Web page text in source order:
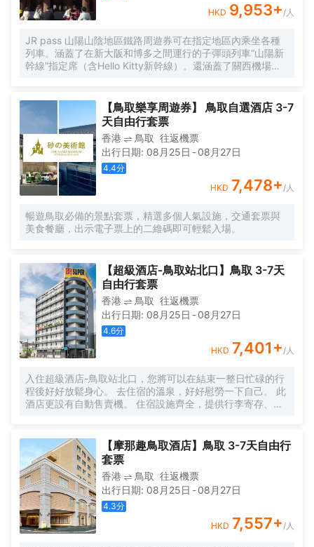
HKD 9,953+/人
JR pass 山陽山陰地區鐵路周遊券可在指定地區內乘坐各種
列車。涵蓋了在新大阪和博多之間運行的子彈頭列車“山陽新
幹線”指定席（含Hello Kitty新幹線）。還涵蓋了關西機場特
，JR西日本宮島渡輪，高速公路巴士除外
【鳥取樂享周遊券】 鳥取自選酒店 3-7
天自由行套票
香港 鳥取 往返機票
出行日期: 08月25日 -08月27日
4.4分
HKD 7,478+/人
暢遊鳥取必備的景點套票，精選多個人氣設施，交通套票與
美食餐廳，出示電子票上的二維碼即可輕鬆入場。
【超級酒店-鳥取站北口】鳥取 3-7天
自由行套票
香港 鳥取 往返機票
出行日期: 08月25日 -08月27日
4.6分
HKD 7,401+/人
入住超級酒店-鳥取站北口，您將可以在結束一整日忙碌的行
程後好好放鬆身心。 去住宿的溫泉，好好慰勞一下自己。 此
酒店更設有自動售賣機。 住宿設施齊全，提供行李寄存、乾
【摩那趣鳥取酒店】鳥取 3-7天自由行
套票
香港 鳥取 往返機票
出行日期: 08月25日 -08月27日
4.3分
HKD 7,557+/人